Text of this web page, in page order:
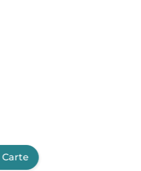
Carte